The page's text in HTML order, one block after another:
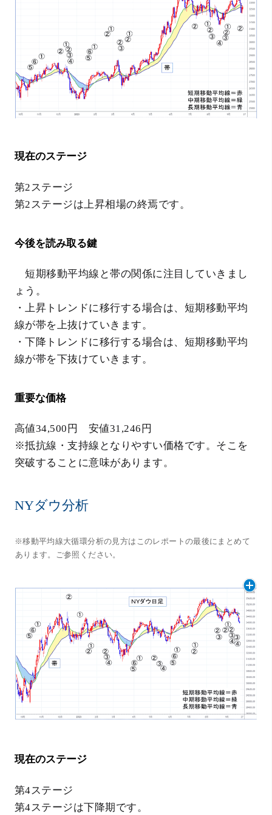
現在のステージ
第2ステージ
第2ステージは上昇相場の終焉です。
今後を読み取る鍵
短期移動平均線と帯の関係に注目していきまし
ょう。
・上昇トレンドに移行する場合は、短期移動平均
線が帯を上抜けていきます。
・下降トレンドに移行する場合は、短期移動平均
線が帯を下抜けていきます。
重要な価格
高値34,500円 安値31,246円
※抵抗線・支持線となりやすい価格です。そこを
突破することに意味があります。
NYダウ分析
※移動平均線大循環分析の見方はこのレポートの最後にまとめて
あります。ご参照ください。
現在のステージ
第4ステージ
第4ステージは下降期です。